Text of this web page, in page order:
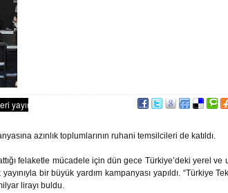
azınlık toplumlarının ruhani temsilcileri de katıldı.
felaketle mücadele için dün gece Türkiye’deki yerel ve
bir büyük yardım kampanyası yapıldı. “Türkiye
lirayı buldu.